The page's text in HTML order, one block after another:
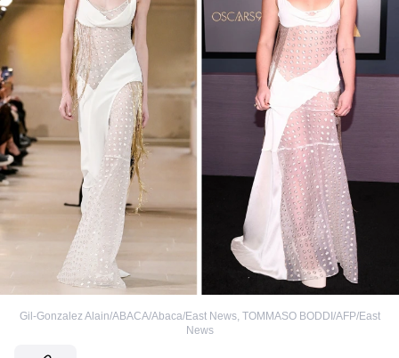
Gil-Gonzalez Alain/ABACA/Abaca/East News, TOMMASO BODDI/AFP/East
News